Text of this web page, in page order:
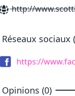
http://
Réseaux sociaux
https://
Opinions (0)